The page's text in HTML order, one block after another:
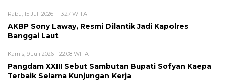
Rabu, 15 Juli 2026 - 13:27 WITA
AKBP Sony Laway, Resmi Dilantik Jadi Kapolres
Banggai Laut
Kamis, 9 Juli 2026 - 22:08 WITA
Pangdam XXIII Sebut Sambutan Bupati Sofyan Kaepa
Terbaik Selama Kunjungan Kerja